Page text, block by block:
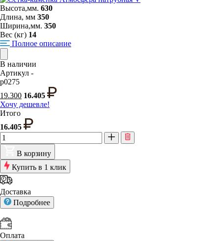
Высота,мм. 630
Длина, мм 350
Ширина,мм. 350
Вес (кг) 14
Полное описание
В наличии
Артикул -
p0275
19.300 16.405
Хочу дешевле!
Итого
16.405
В корзину
Купить в 1 клик
Доставка
Подробнее
Оплата